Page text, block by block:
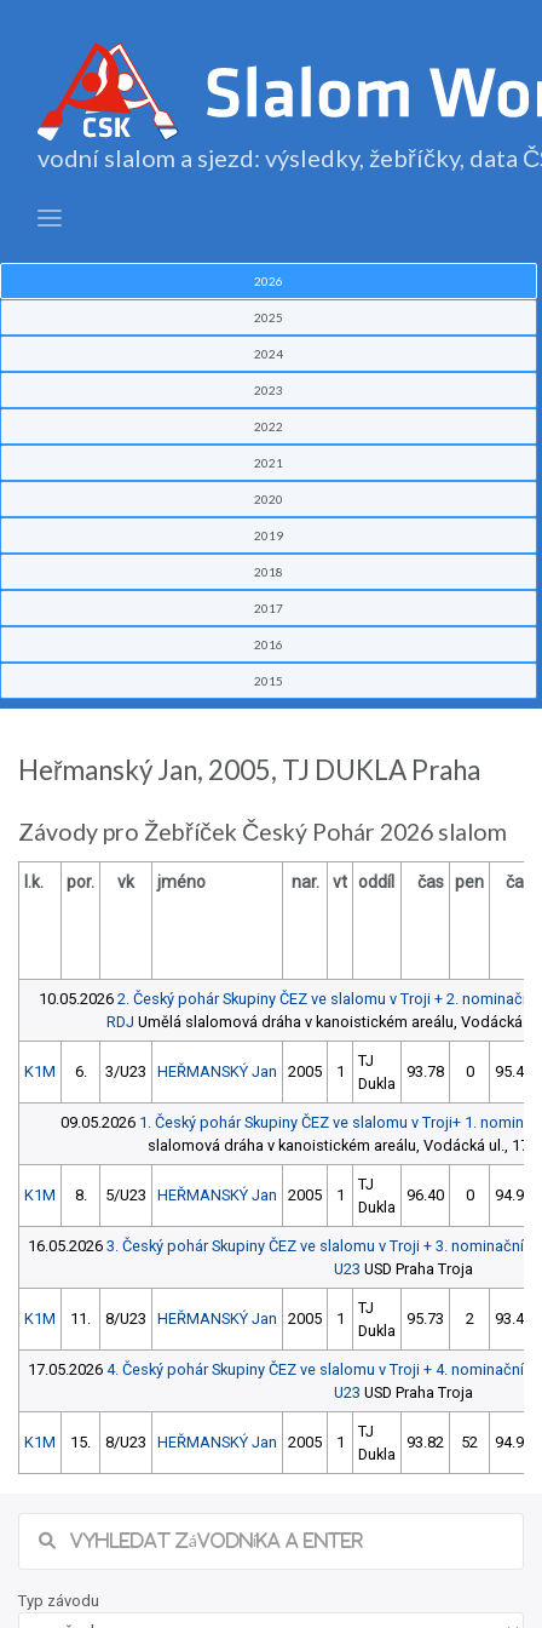
vodní slalom a sjezd: výsledky, žebříčky, data
2026
2025
2024
2023
2022
2021
2020
2019
2018
2017
2016
2015
Heřmanský Jan, 2005, TJ DUKLA Praha
Závody pro Žebříček Český Pohár 2026 slalom
l.k. por. vk jméno nar. vt oddíl čas pen čas
10.05.2026 2. Český pohár Skupiny ČEZ ve slalomu v Troji + 2.
RDJ Umělá slalomová dráha v kanoistickém areálu, Vodácká
K1M 6. 3/U23 HEŘMANSKÝ Jan 2005 1
TJ
Dukla
93.78 0 95.49
09.05.2026 1. Český pohár Skupiny ČEZ ve slalomu v Troji+ 1.
slalomová dráha v kanoistickém areálu, Vodácká ul., 171
K1M 8. 5/U23 HEŘMANSKÝ Jan 2005 1
TJ
Dukla
96.40 0 94.99
16.05.2026 3. Český pohár Skupiny ČEZ ve slalomu v Troji + 3. nominační
U23 USD Praha Troja
K1M 11. 8/U23 HEŘMANSKÝ Jan 2005 1
TJ
Dukla
95.73 2 93.40
17.05.2026 4. Český pohár Skupiny ČEZ ve slalomu v Troji + 4. nominační
U23 USD Praha Troja
K1M 15. 8/U23 HEŘMANSKÝ Jan 2005 1
TJ
Dukla
93.82 52 94.94
Typ závodu